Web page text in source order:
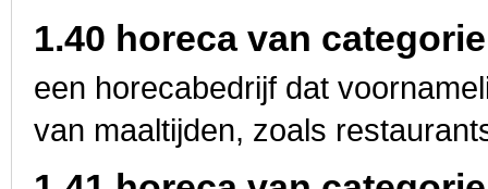
1.40 horeca van
een horecabedrijf dat
van maaltijden, zoals